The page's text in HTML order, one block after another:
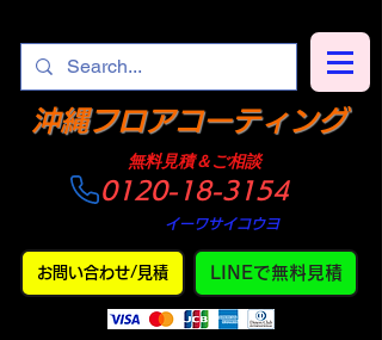
​沖縄フロアコーティング
​無料見積＆ご相談
0120-18-3154
イーワサイコウヨ
お問い合わせ/見積 LINEで無料見積